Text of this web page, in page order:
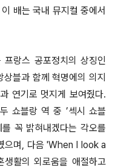
배는 국내 뮤지컬 중에서
랑스 공포정치의 상징인
블과 함께 혁명에의 의지
연기로 멋지게 보여줬다.
쇼블랑 역 중 ’섹시 쇼블
꼭 밝혀내겠다는 각오를
으며, 다음 'When I look a
활의 외로움을 애절하고